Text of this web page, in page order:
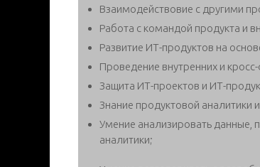
Взаимодействовие с другими
Работа с командой продукта и
Развитие ИТ-продуктов на
Проведение внутренних и
Защита ИТ-проектов и ИТ-
Знание продуктовой аналитики
Умение анализировать данные,
аналитики;